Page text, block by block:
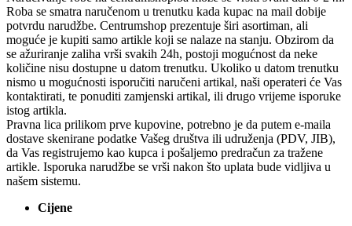
Roba se smatra naručenom u trenutku kada kupac na mail dobije
potvrdu narudžbe. Centrumshop prezentuje širi asortiman, ali
moguće je kupiti samo artikle koji se nalaze na stanju. Obzirom da
se ažuriranje zaliha vrši svakih 24h, postoji mogućnost da neke
količine nisu dostupne u datom trenutku. Ukoliko u datom trenutku
nismo u mogućnosti isporučiti naručeni artikal, naši operateri će Vas
kontaktirati, te ponuditi zamjenski artikal, ili drugo vrijeme isporuke
istog artikla.
Pravna lica prilikom prve kupovine, potrebno je da putem e-maila
dostave skenirane podatke Vašeg društva ili udruženja (PDV, JIB),
da Vas registrujemo kao kupca i pošaljemo predračun za tražene
artikle. Isporuka narudžbe se vrši nakon što uplata bude vidljiva u
našem sistemu.
Cijene